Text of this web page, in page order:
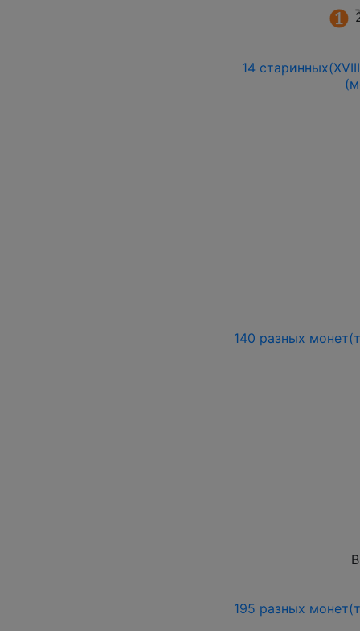
14
140 разных
195 разных